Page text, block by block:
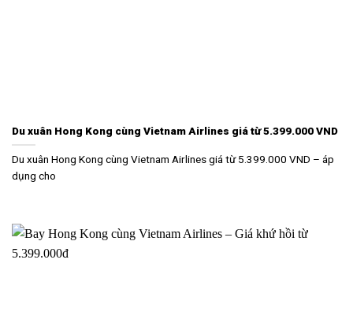
Du xuân Hong Kong cùng Vietnam Airlines giá từ 5.399.000 VND
Du xuân Hong Kong cùng Vietnam Airlines giá từ 5.399.000 VND – áp
dụng cho